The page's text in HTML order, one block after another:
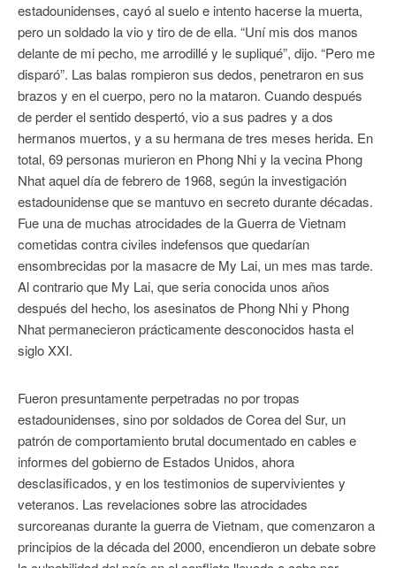
estadounidenses, cayó al suelo e intento hacerse la muerta,
pero un soldado la vio y tiro de de ella. “Uní mis dos manos
delante de mi pecho, me arrodillé y le supliqué”, dijo. “Pero me
disparó”. Las balas rompieron sus dedos, penetraron en sus
brazos y en el cuerpo, pero no la mataron. Cuando después
de perder el sentido despertó, vio a sus padres y a dos
hermanos muertos, y a su hermana de tres meses herida. En
total, 69 personas murieron en Phong Nhi y la vecina Phong
Nhat aquel día de febrero de 1968, según la investigación
estadounidense que se mantuvo en secreto durante décadas.
Fue una de muchas atrocidades de la Guerra de Vietnam
cometidas contra civiles indefensos que quedarían
ensombrecidas por la masacre de My Lai, un mes mas tarde.
Al contrario que My Lai, que seria conocida unos años
después del hecho, los asesinatos de Phong Nhi y Phong
Nhat permanecieron prácticamente desconocidos hasta el
siglo XXI.
Fueron presuntamente perpetradas no por tropas
estadounidenses, sino por soldados de Corea del Sur, un
patrón de comportamiento brutal documentado en cables e
informes del gobierno de Estados Unidos, ahora
desclasificados, y en los testimonios de supervivientes y
veteranos. Las revelaciones sobre las atrocidades
surcoreanas durante la guerra de Vietnam, que comenzaron a
principios de la década del 2000, encendieron un debate sobre